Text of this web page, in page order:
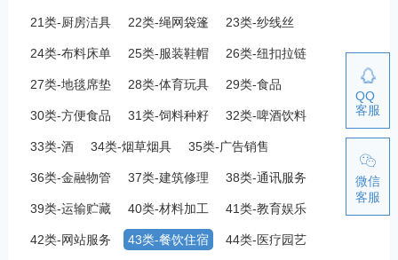
21类-厨房洁具 22类-绳网袋篷 23类-纱线丝
24类-布料床单 25类-服装鞋帽 26类-纽扣拉链
27类-地毯席垫 28类-体育玩具 29类-食品
30类-方便食品 31类-饲料种籽 32类-啤酒饮料
33类-酒 34类-烟草烟具 35类-广告销售
36类-金融物管 37类-建筑修理 38类-通讯服务
39类-运输贮藏 40类-材料加工 41类-教育娱乐
42类-网站服务 43类-餐饮住宿 44类-医疗园艺
QQ
客服
微信
客服